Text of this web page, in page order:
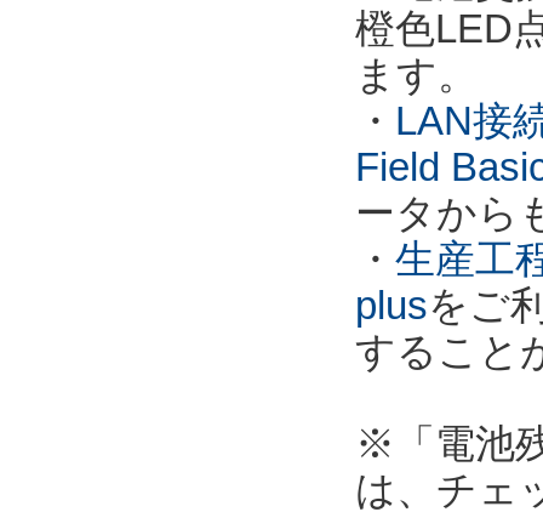
橙色LED
ます。
・ LAN接
Field
ータから
・ 生産工
plusをご
すること
※「電池
は、チェ